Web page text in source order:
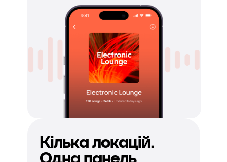
Кілька локацій.